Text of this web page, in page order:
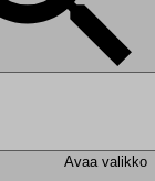
Avaa valikko